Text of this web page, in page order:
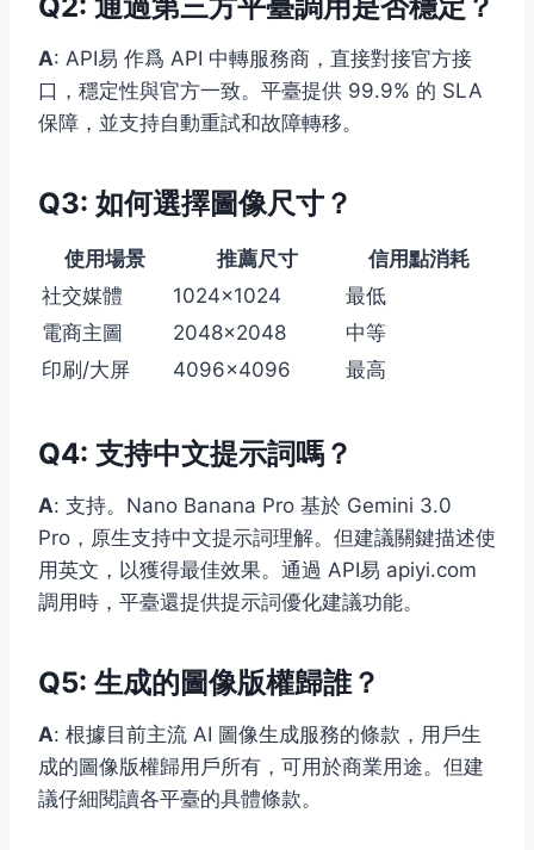
A: API易 作爲 API 中轉服務商，直接對接官方接
口，穩定性與官方一致。平臺提供 99.9% 的 SLA
保障，並支持自動重試和故障轉移。
Q3: 如何選擇圖像尺寸？
使用場景 推薦尺寸
信用點消耗
社交媒體
1024×1024
最低
電商主圖
2048×2048
中等
印刷/大屏
4096×4096 最高
Q4: 支持中文提示詞嗎？
A: 支持。Nano Banana Pro 基於 Gemini 3.0
Pro，原生支持中文提示詞理解。但建議關鍵描述使
用英文，以獲得最佳效果。通過 API易 apiyi.com
調用時，平臺還提供提示詞優化建議功能。
Q5: 生成的圖像版權歸誰？
A: 根據目前主流 AI 圖像生成服務的條款，用戶生
成的圖像版權歸用戶所有，可用於商業用途。但建
議仔細閱讀各平臺的具體條款。